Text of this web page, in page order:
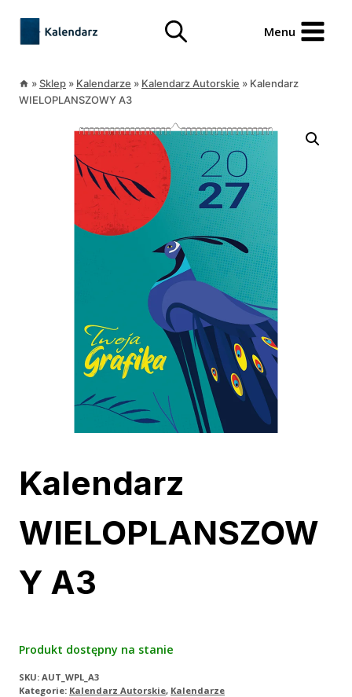
treści
treści
Menu
»Sklep » Kalendarze » Kalendarz Autorskie » Kalendarz
WIELOPLANSZOWY A3
Kalendarz
WIELOPLANSZOW
Y A3
Produkt dostępny na stanie
SKU: AUT_WPL_A3
Kategorie: Kalendarz Autorskie, Kalendarze